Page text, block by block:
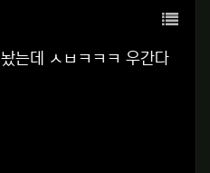
목록
는데 ㅅㅂㅋㅋㅋ 우간다